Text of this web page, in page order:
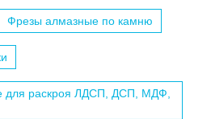
Фрезы алмазные по камню
для раскроя ЛДСП, ДСП, МДФ,